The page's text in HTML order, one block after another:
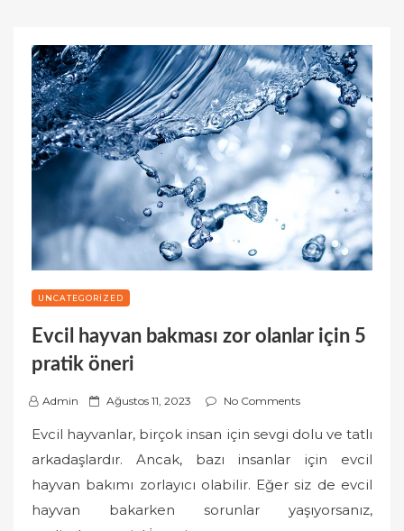
UNCATEGORIZED
Evcil hayvan bakması zor olanlar için 5
pratik öneri
Admin
P
s
t
e
Ağustos 11, 2023 No Comments
Evcil hayvanlar, birçok insan için sevgi dolu ve tatlı
arkadaşlardır. Ancak, bazı insanlar için evcil
hayvan bakımı zorlayıcı olabilir. Eğer siz de evcil
hayvan bakarken sorunlar yaşıyorsanız,